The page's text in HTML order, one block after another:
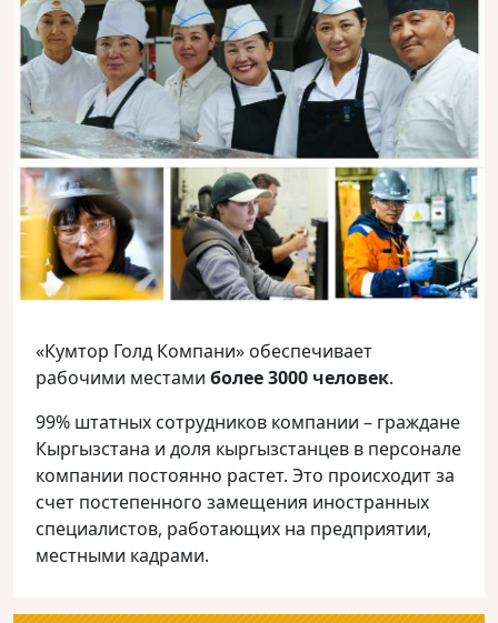
«Кумтор Голд Компани» обеспечивает
рабочими местами более 3000 человек.
99% штатных сотрудников компании – граждане
Кыргызстана и доля кыргызстанцев в персонале
компании постоянно растет. Это происходит за
счет постепенного замещения иностранных
специалистов, работающих на предприятии,
местными кадрами.